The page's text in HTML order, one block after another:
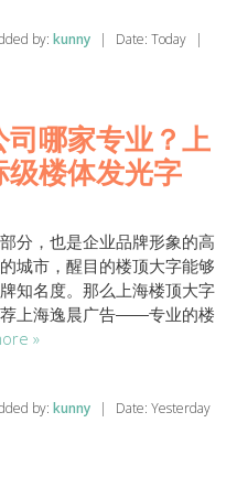
by: kunny | Date: Today
|
哪家专业？上
楼体发光字
分，也是企业品牌形象的高
城市，醒目的楼顶大字能够
知名度。那么上海楼顶大字
上海逸晨广告——专业的楼
»
by: kunny | Date: Yesterday